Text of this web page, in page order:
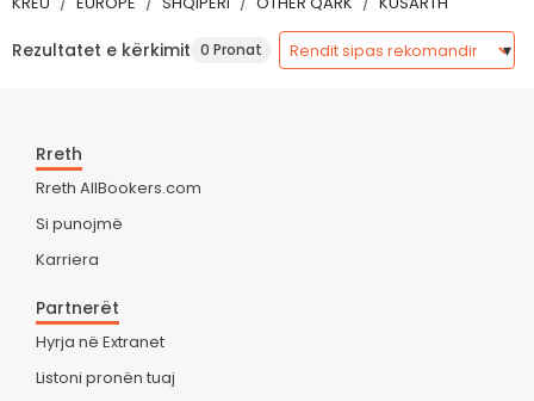
Rezultatet e kërkimit 0 Pronat
Rreth
Rreth AllBookers.com
Si punojmë
Karriera
Partnerët
Hyrja në Extranet
Listoni pronën tuaj